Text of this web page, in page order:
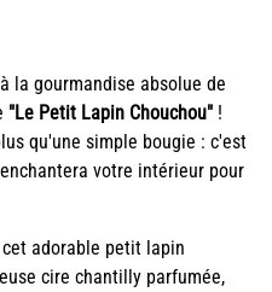
la gourmandise absolue de
"Le Petit Lapin Chouchou" !
qu'une simple bougie : c'est
votre intérieur pour
adorable petit lapin
cire chantilly parfumée,